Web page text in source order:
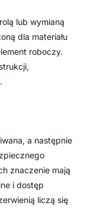
lub wymianą
dla materiału
roboczy.
a następnie
znaczenie mają
i dostęp
liczą się